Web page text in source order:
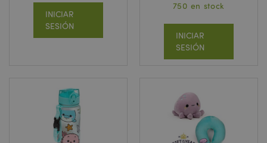
INICIAR
SESIÓN
750 en stock
INICIAR
SESIÓN